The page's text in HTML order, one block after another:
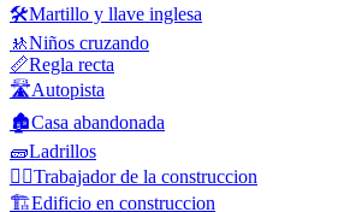
🛠️Martillo y llave inglesa
🚸Niños cruzando
📏Regla recta
🛣️Autopista
🏚️Casa abandonada
🧱Ladrillos
👷‍♂️Trabajador de la construccion
🏗️Edificio en construccion